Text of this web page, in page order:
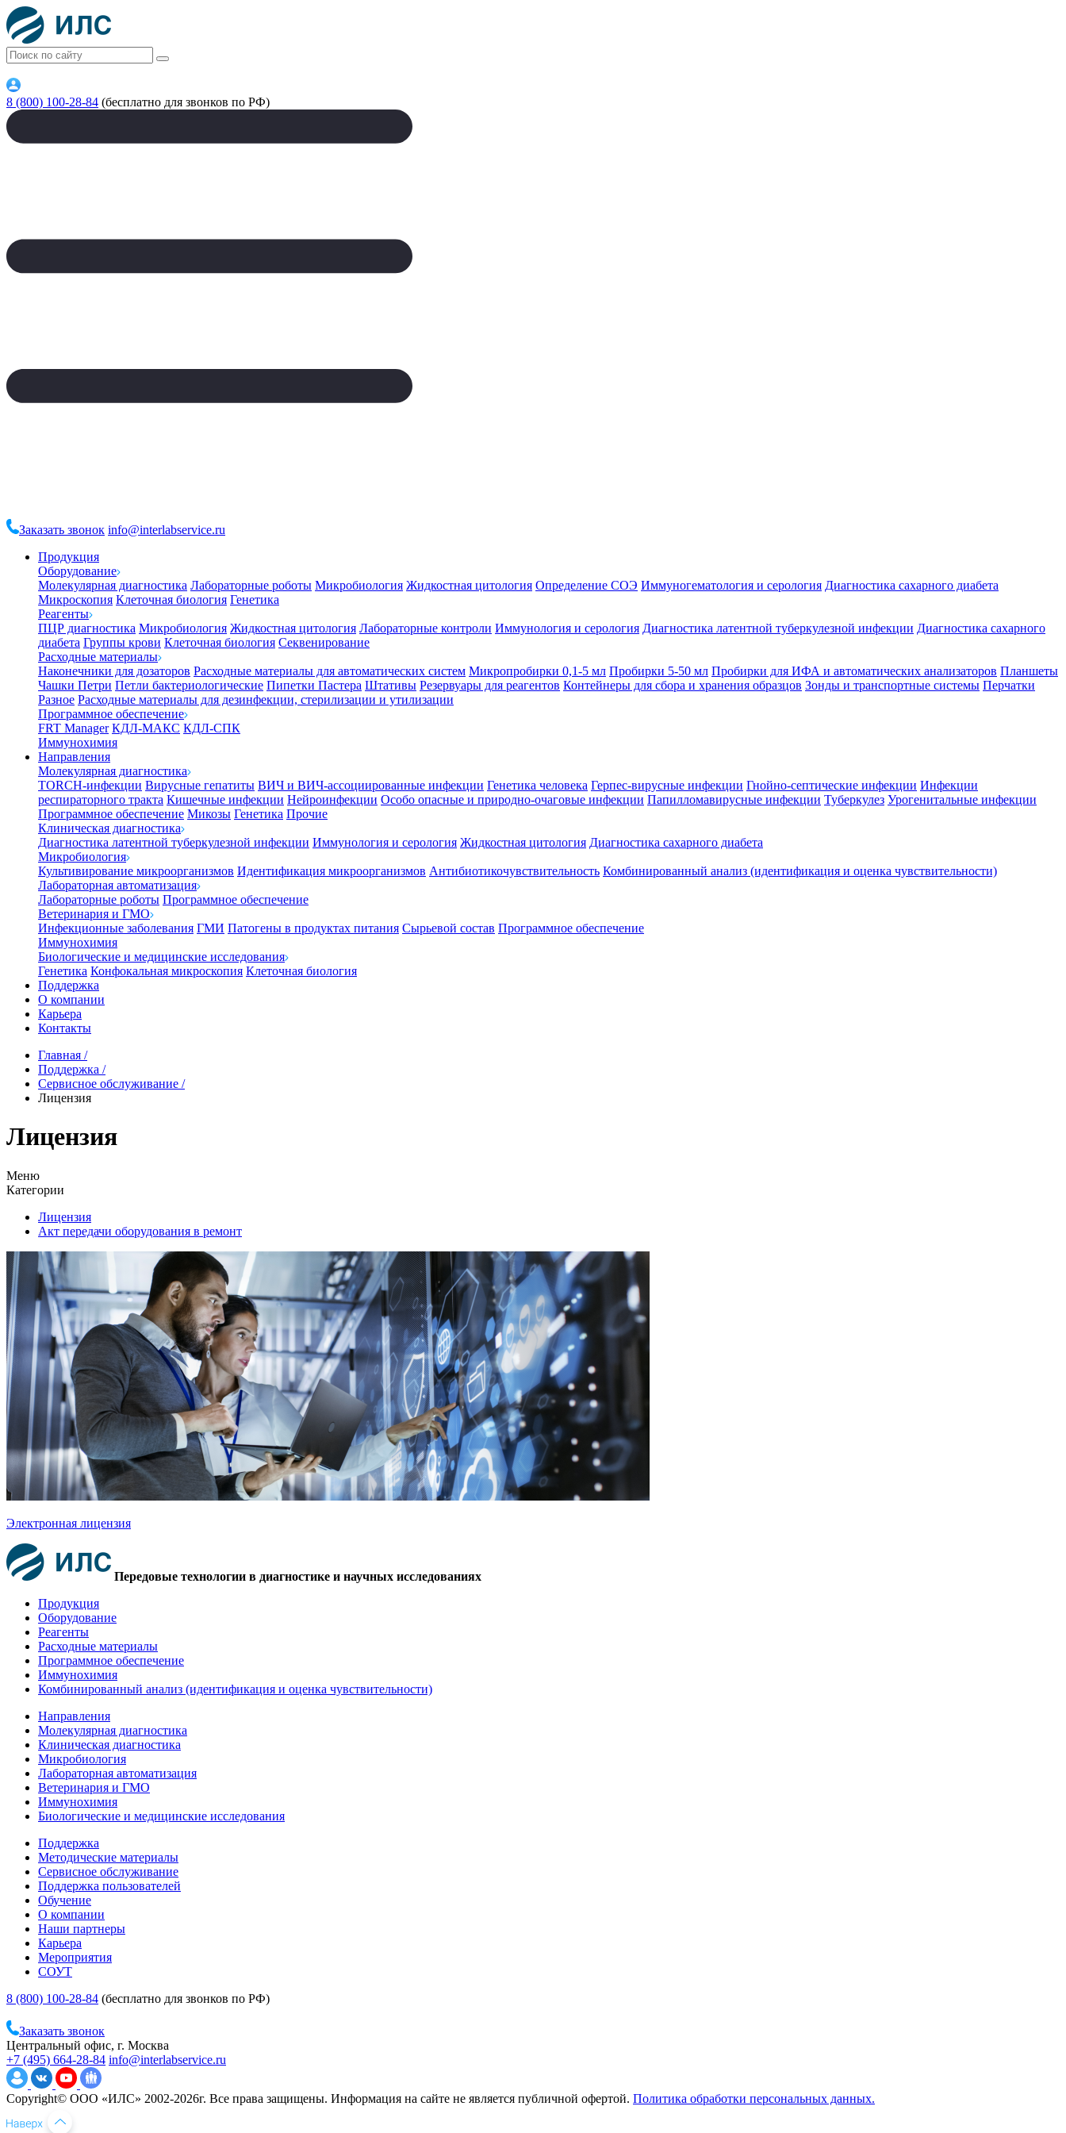
8 (800) 100-28-84 (бесплатно для звонков по РФ)
Заказать звонок info@interlabservice.ru
Продукция
Оборудование
Молекулярная диагностика Лабораторные роботы Микробиология Жидкостная цитология Определение СОЭ Иммуногематология и серология Диагностика сахарного диабета
Микроскопия Клеточная биология Генетика
Реагенты
ПЦР диагностика Микробиология Жидкостная цитология Лабораторные контроли Иммунология и серология Диагностика латентной туберкулезной инфекции Диагностика сахарного
диабета Группы крови Клеточная биология Секвенирование
Расходные материалы
Наконечники для дозаторов Расходные материалы для автоматических систем Микропробирки 0,1-5 мл Пробирки 5-50 мл Пробирки для ИФА и автоматических анализаторов Планшеты
Чашки Петри Петли бактериологические Пипетки Пастера Штативы Резервуары для реагентов Контейнеры для сбора и хранения образцов Зонды и транспортные системы Перчатки
Разное Расходные материалы для дезинфекции, стерилизации и утилизации
Программное обеспечение
FRT Manager КДЛ-МАКС КДЛ-СПК
Иммунохимия
Направления
Молекулярная диагностика
TORCH-инфекции Вирусные гепатиты ВИЧ и ВИЧ-ассоциированные инфекции Генетика человека Герпес-вирусные инфекции Гнойно-септические инфекции Инфекции
респираторного тракта Кишечные инфекции Нейроинфекции Особо опасные и природно-очаговые инфекции Папилломавирусные инфекции Туберкулез Урогенитальные инфекции
Программное обеспечение Микозы Генетика Прочие
Клиническая диагностика
Диагностика латентной туберкулезной инфекции Иммунология и серология Жидкостная цитология Диагностика сахарного диабета
Микробиология
Культивирование микроорганизмов Идентификация микроорганизмов Антибиотикочувствительность Комбинированный анализ (идентификация и оценка чувствительности)
Лабораторная автоматизация
Лабораторные роботы Программное обеспечение
Ветеринария и ГМО
Инфекционные заболевания ГМИ Патогены в продуктах питания Сырьевой состав Программное обеспечение
Иммунохимия
Биологические и медицинские исследования
Генетика Конфокальная микроскопия Клеточная биология
Поддержка
О компании
Карьера
Контакты
Главная /
Поддержка /
Сервисное обслуживание /
Лицензия
Лицензия
Меню
Категории
Лицензия
Акт передачи оборудования в ремонт
Электронная лицензия
Передовые технологии в диагностике и научных исследованиях
Продукция
Оборудование
Реагенты
Расходные материалы
Программное обеспечение
Иммунохимия
Комбинированный анализ (идентификация и оценка чувствительности)
Направления
Молекулярная диагностика
Клиническая диагностика
Микробиология
Лабораторная автоматизация
Ветеринария и ГМО
Иммунохимия
Биологические и медицинские исследования
Поддержка
Методические материалы
Сервисное обслуживание
Поддержка пользователей
Обучение
О компании
Наши партнеры
Карьера
Мероприятия
СОУТ
8 (800) 100-28-84 (бесплатно для звонков по РФ)
Заказать звонок
Центральный офис, г. Москва
+7 (495) 664-28-84 info@interlabservice.ru
Copyright© ООО «ИЛС» 2002-2026г. Все права защищены. Информация на сайте не является публичной офертой. Политика обработки персональных данных.